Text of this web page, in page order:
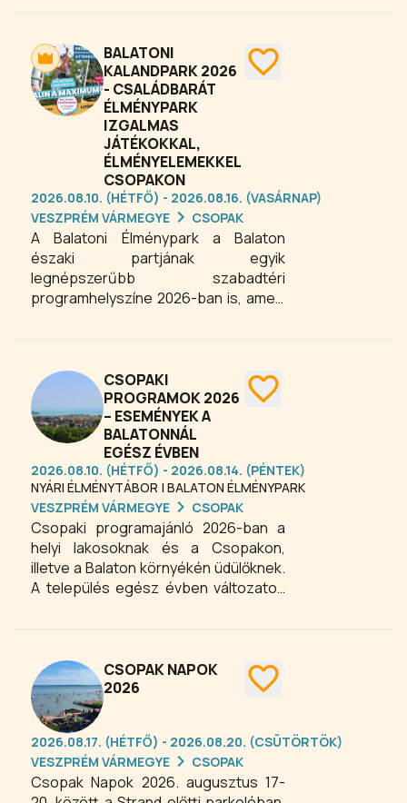
szórakozást kínál, hanem valódi,
aktív kikapcsolódást és a természet
közelségének örömét.
BALATONI
KALANDPARK 2026
- CSALÁDBARÁT
ÉLMÉNYPARK
IZGALMAS
JÁTÉKOKKAL,
ÉLMÉNYELEMEKKEL
CSOPAKON
2026.08.10. (HÉTFŐ) - 2026.08.16. (VASÁRNAP)
VESZPRÉM VÁRMEGYE
CSOPAK
A Balatoni Élménypark a Balaton
északi partjának egyik
legnépszerűbb szabadtéri
programhelyszíne 2026-ban is, amely
gyönyörűen parkosított
visszatérő és új vendégeit. A közel 4
hektáros, gondosan karbantartott
zöld terület ideális helyszínt biztosít
az aktív kikapcsolódáshoz és a
természetközeli élményekhez.
CSOPAKI
PROGRAMOK 2026
– ESEMÉNYEK A
BALATONNÁL
EGÉSZ ÉVBEN
2026.08.10. (HÉTFŐ) - 2026.08.14. (PÉNTEK)
NYÁRI ÉLMÉNYTÁBOR | BALATON ÉLMÉNYPARK
VESZPRÉM VÁRMEGYE
CSOPAK
Csopaki programajánló 2026-ban a
helyi lakosoknak és a Csopakon,
illetve a Balaton környékén üdülőknek.
A település egész évben változatos
rendezvényekkel várja a látogatókat:
események, ünnepi programok és
közösségi rendezvények színesítik a
balatoni kikapcsolódást minden
évszakban.
CSOPAK NAPOK
2026
2026.08.17. (HÉTFŐ) - 2026.08.20. (CSÜTÖRTÖK)
VESZPRÉM VÁRMEGYE
CSOPAK
Csopak Napok 2026. augusztus 17-